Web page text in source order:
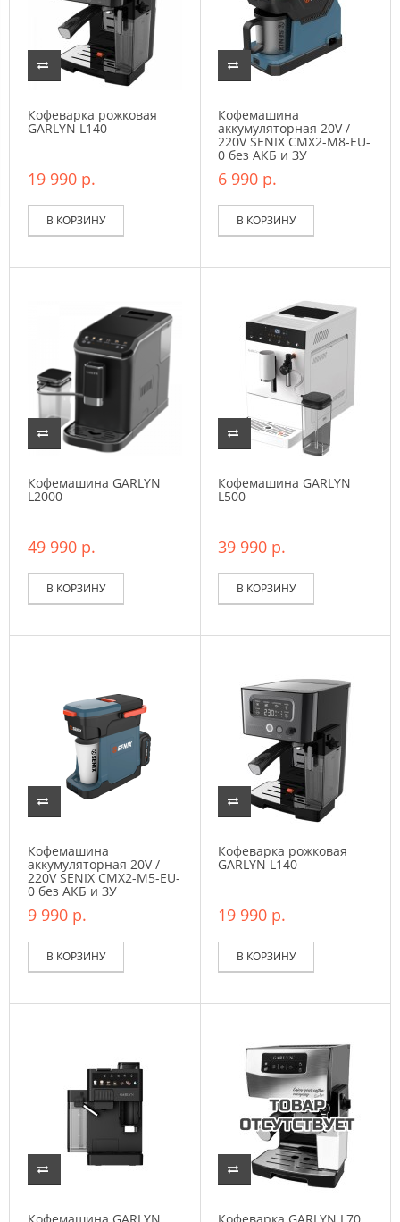
Кофеварка рожковая
GARLYN L140
19 990 р.
В КОРЗИНУ
Кофемашина
аккумуляторная 20V /
220V SENIX CMX2-M8-EU-
0 без АКБ и ЗУ
6 990 р.
В КОРЗИНУ
Кофемашина GARLYN
L2000
49 990 р.
В КОРЗИНУ
Кофемашина GARLYN
L500
39 990 р.
В КОРЗИНУ
Кофемашина
аккумуляторная 20V /
220V SENIX CMX2-M5-EU-
0 без АКБ и ЗУ
9 990 р.
В КОРЗИНУ
Кофеварка рожковая
GARLYN L140
19 990 р.
В КОРЗИНУ